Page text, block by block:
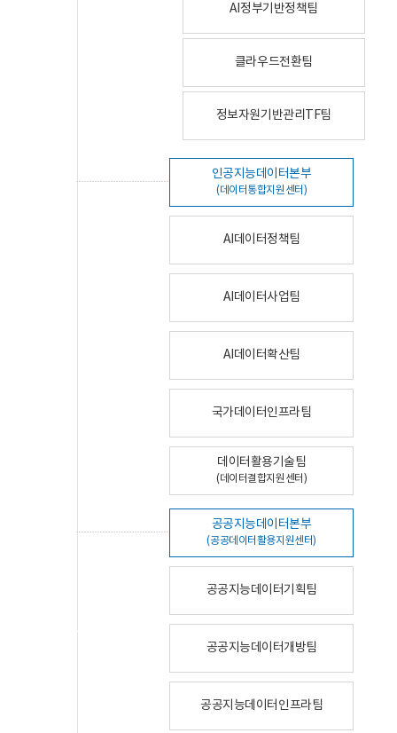
AI정부기반정책팀
클라우드전환팀
정보자원기반관리TF팀
인공지능데이터본부
(데이터통합지원센터)
AI데이터정책팀
AI데이터사업팀
AI데이터확산팀
국가데이터인프라팀
데이터활용기술팀
(데이터결합지원센터)
공공지능데이터본부
(공공데이터활용지원센터)
공공지능데이터기획팀
공공지능데이터개방팀
공공지능데이터인프라팀